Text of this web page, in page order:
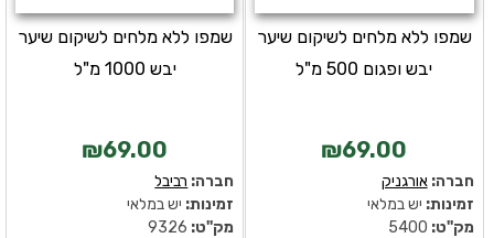
שמפו ללא מלחים לשיקום שיער
יבש 1000 מ"ל
₪69.00
חברה: רביבל
זמינות: יש במלאי
מק''ט:
שמפו ללא מלחים לשיקום שיער
יבש ופגום 500 מ"ל
₪69.00
חברה:אורגניק
זמינות: יש במלאי
מק''ט: